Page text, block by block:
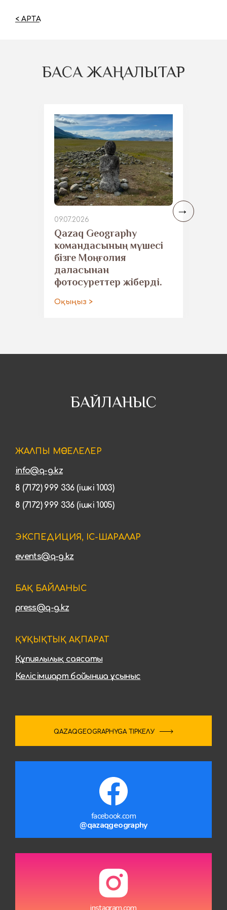
< АРТҚА
БАСҚА ЖАҢАЛЫҚТАР
09.07.2026
Qazaq Geography
командасының мүшесі
бізге Моңғолия
даласынан
фотосуреттер жіберді.
Оқыңыз >
БАЙЛАНЫС
ЖАЛПЫ МӘСЕЛЕЛЕР
info@q-g.kz
8 (7172) 999 336 (ішкі 1003)
8 (7172) 999 336 (ішкі 1005)
ЭКСПЕДИЦИЯ, ІС-ШАРАЛАР
events@q-g.kz
БАҚ БАЙЛАНЫС
press@q-g.kz
ҚҰҚЫҚТЫҚ АҚПАРАТ
Құпиялылық саясаты
Келісімшарт бойынша ұсыныс
QAZAQGEOGRAPHYGA ТІРКЕЛУ
facebook.com
@qazaqgeography